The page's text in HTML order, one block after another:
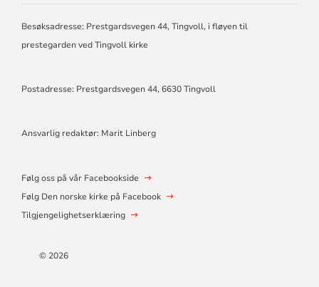
FELLESRÅD
Besøksadresse: Prestgardsvegen 44, Tingvoll, i fløyen til
prestegarden ved Tingvoll kirke
Postadresse: Prestgardsvegen 44, 6630 Tingvoll
Ansvarlig redaktør: Marit Linberg
Følg oss på vår Facebookside
Følg Den norske kirke på Facebook
Tilgjengelighetserklæring
© 2026